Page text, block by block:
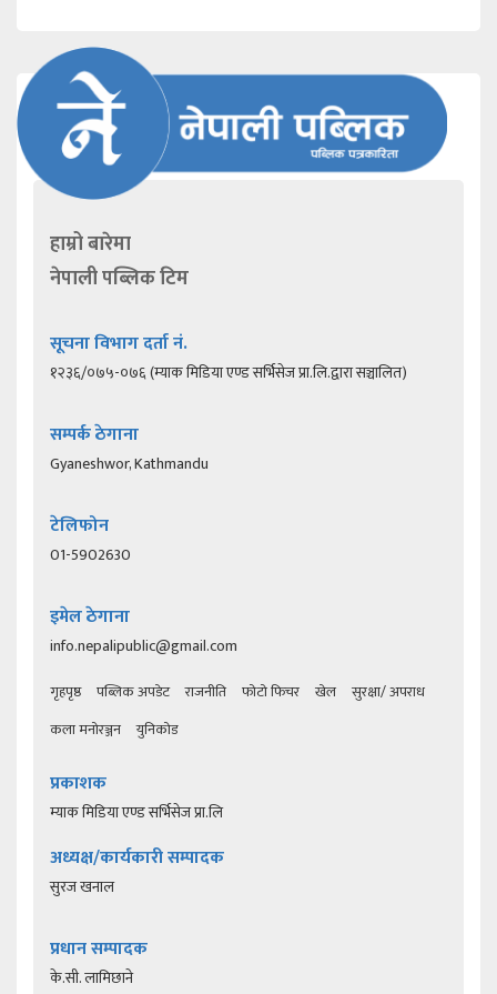
हाम्रो बारेमा
नेपाली पब्लिक टिम
सूचना विभाग दर्ता नं.
१२३६/०७५-०७६ (म्याक मिडिया एण्ड सर्भिसेज प्रा.लि.द्वारा सञ्चालित)
सम्पर्क ठेगाना
Gyaneshwor, Kathmandu
टेलिफोन
01-5902630
इमेल ठेगाना
info.nepalipublic@gmail.com
गृहपृष्ठ पब्लिक अपडेट राजनीति फोटो फिचर खेल
सुरक्षा/ अपराध
कला मनोरञ्जन
युनिकोड
प्रकाशक
म्याक मिडिया एण्ड सर्भिसेज प्रा.लि
अध्यक्ष/कार्यकारी सम्पादक
सुरज खनाल
प्रधान सम्पादक
के.सी. लामिछाने